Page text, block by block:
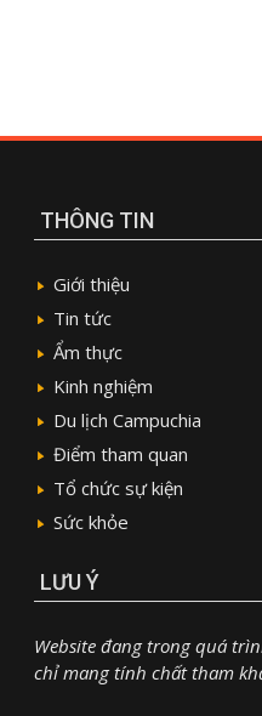
THÔNG TIN
Giới thiệu
Tin tức
Ẩm thực
Kinh nghiệm
Du lịch Campuchia
Điểm tham quan
Tổ chức sự kiện
Sức khỏe
LƯU Ý
Website đang trong quá
chỉ mang tính chất tham